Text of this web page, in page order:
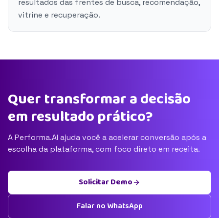
resultados das frentes de busca, recomendação,
vitrine e recuperação.
Quer transformar a decisão
em resultado prático?
A Performa.AI ajuda você a acelerar conversão após a
escolha da plataforma, com foco direto em receita.
Solicitar Demo
Falar no WhatsApp